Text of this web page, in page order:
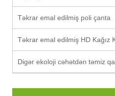
Təkrar emal edilmiş poli çanta
Təkrar emal edilmiş HD Kağız
Digər ekoloji cəhətdən təmiz